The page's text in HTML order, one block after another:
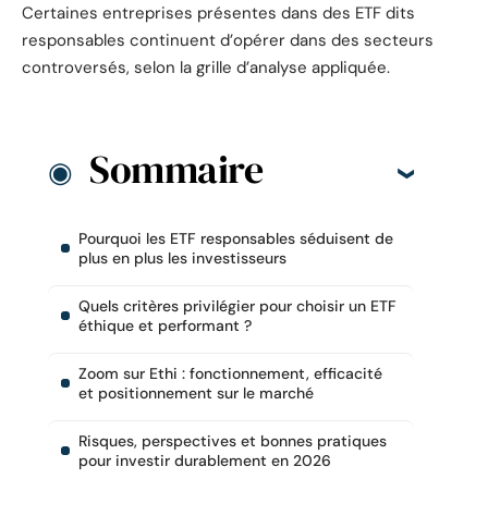
Certaines entreprises présentes dans des ETF dits
responsables continuent d’opérer dans des secteurs
controversés, selon la grille d’analyse appliquée.
Sommaire
Pourquoi les ETF responsables séduisent de
plus en plus les investisseurs
Quels critères privilégier pour choisir un ETF
éthique et performant ?
Zoom sur Ethi : fonctionnement, efficacité
et positionnement sur le marché
Risques, perspectives et bonnes pratiques
pour investir durablement en 2026